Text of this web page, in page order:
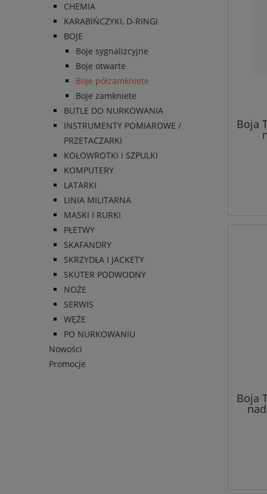
CHEMIA
KARABIŃCZYKI, D-RINGI
BOJE
Boje sygnalizcyjne
Boje otwarte
Boje półzamkniete
Boje zamkniete
BUTLE DO NURKOWANIA
INSTRUMENTY POMIAROWE /
PRZETACZARKI
KOŁOWROTKI i SZPULKI
KOMPUTERY
LATARKI
LINIA MILITARNA
MASKI I RURKI
PŁETWY
SKAFANDRY
SKRZYDŁA I JACKETY
SKUTER PODWODNY
NOŻE
SERWIS
WĘŻE
PO NURKOWANIU
Nowości
Promocje
Boja
Boja